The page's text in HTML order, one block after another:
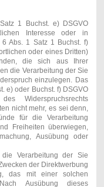
1 Buchst. e) DSGVO
Interesse oder in
Abs. 1 Satz 1 Buchst. f)
oder eines Dritten)
die sich aus Ihrer
die Verarbeitung der Sie
einzulegen. Das
e) oder Buchst. f) DSGVO
Widerspruchsrechts
nicht mehr, es sei denn,
für die Verarbeitung
Freiheiten überwiegen,
Ausübung oder
Verarbeitung der Sie
der Direktwerbung
das mit einer solchen
Ausübung dieses